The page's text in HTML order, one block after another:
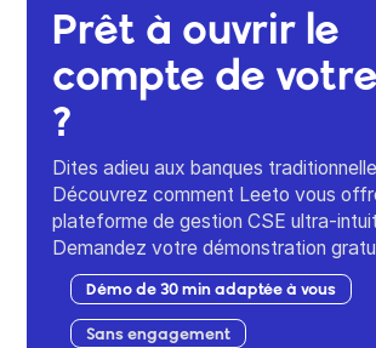
Prêt à ouvrir le
compte de votre
?
Dites adieu aux banques
Découvrez comment Leeto vous
plateforme de gestion CSE ultra-
Demandez votre démonstration
Démo de 30 min adaptée à vous
Sans engagement